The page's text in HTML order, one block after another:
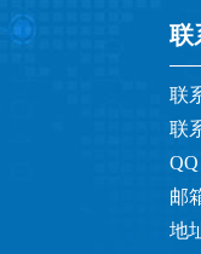
联
联
联
QQ
邮
地